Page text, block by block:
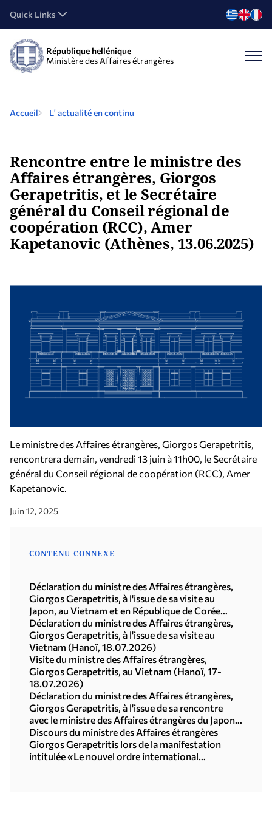
Quick Links
République hellénique
Ministère des Affaires étrangères
Accueil L' actualité en continu
Rencontre entre le ministre des
Affaires étrangères, Giorgos
Gerapetritis, et le Secrétaire
général du Conseil régional de
coopération (RCC), Amer
Kapetanovic (Athènes, 13.06.2025)
Le ministre des Affaires étrangères, Giorgos Gerapetritis,
rencontrera demain, vendredi 13 juin à 11h00, le Secrétaire
général du Conseil régional de coopération (RCC), Amer
Kapetanovic.
Juin 12, 2025
CONTENU CONNEXE
Déclaration du ministre des Affaires étrangères,
Giorgos Gerapetritis, à l'issue de sa visite au
Japon, au Vietnam et en République de Corée
(Séoul, 21.07.2026)
Déclaration du ministre des Affaires étrangères,
Giorgos Gerapetritis, à l'issue de sa visite au
Vietnam (Hanoï, 18.07.2026)
Visite du ministre des Affaires étrangères,
Giorgos Gerapetritis, au Vietnam (Hanoï, 17-
18.07.2026)
Déclaration du ministre des Affaires étrangères,
Giorgos Gerapetritis, à l'issue de sa rencontre
avec le ministre des Affaires étrangères du Japon,
Toshimitsu Motegi (Tokyo, 16.07.2026)
Discours du ministre des Affaires étrangères
Giorgos Gerapetritis lors de la manifestation
intitulée «Le nouvel ordre international